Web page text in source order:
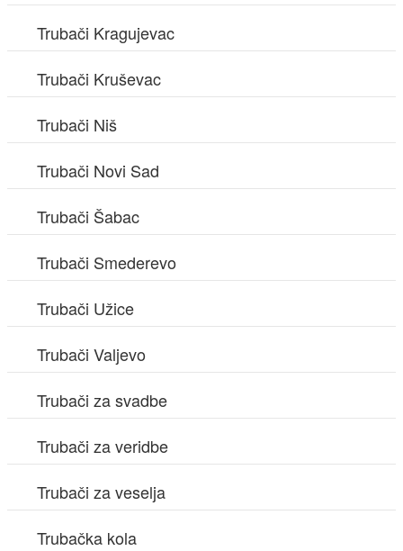
Trubači Kragujevac
Trubači Kruševac
Trubači Niš
Trubači Novi Sad
Trubači Šabac
Trubači Smederevo
Trubači Užice
Trubači Valjevo
Trubači za svadbe
Trubači za veridbe
Trubači za veselja
Trubačka kola